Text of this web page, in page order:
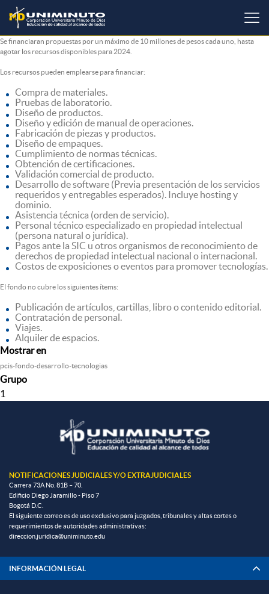
Pasar
contenido
principal
Se financiaran propuestas por un máximo de 10 millones de pesos cada uno, hasta
agotar los recursos disponibles para 2024.
Los recursos pueden emplearse para financiar:
Compra de materiales.
Pruebas de laboratorio.
Diseño de productos.
Diseño y edición de manual de operaciones.
Fabricación de piezas y productos.
Diseño de empaques.
Cumplimiento de normas técnicas.
Obtención de certificaciones.
Validación comercial de producto.
Desarrollo de software (Previa presentación de los servicios
requeridos y entregables esperados). Incluye hosting y
dominio.
Asistencia técnica (orden de servicio).
Personal técnico especializado en propiedad intelectual
(persona natural o jurídica).
Pagos ante la SIC u otros organismos de reconocimiento de
derechos de propiedad intelectual nacional o internacional.
Costos de exposiciones o eventos para promover tecnologías.
El fondo no cubre los siguientes ítems:
Publicación de artículos, cartillas, libro o contenido editorial.
Contratación de personal.
Viajes.
Alquiler de espacios.
Mostrar en
pcis-fondo-desarrollo-tecnologias
Grupo
1
NOTIFICACIONES JUDICIALES Y/O EXTRAJUDICIALES
Carrera 73A No. 81B – 70.
Edificio Diego Jaramillo - Piso 7
Bogotá D.C.
El siguiente correo es de uso exclusivo para juzgados, tribunales y altas cortes o
requerimientos de autoridades administrativas:
direccion.juridica@uniminuto.edu
INFORMACIÓN LEGAL